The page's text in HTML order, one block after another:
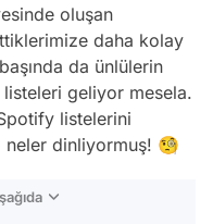
oluşan
daha kolay
da ünlülerin
listeleri geliyor mesela.
listelerini
neler dinliyormuş! 🧐